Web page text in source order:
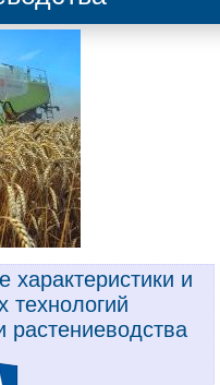
характеристики и
растениеводства